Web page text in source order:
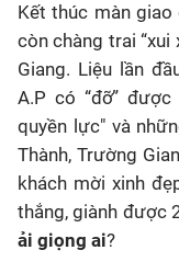
Kết thúc màn giao
còn chàng trai “xui
Giang. Liệu lần
A.P có “đỡ”
quyền lực" và
Thành, Trường
khách mời xinh
thắng, giành được
ải giọng ai?